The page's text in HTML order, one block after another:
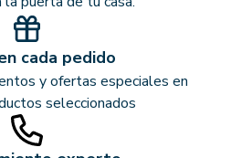
cada pedido
y ofertas especiales en
seleccionados